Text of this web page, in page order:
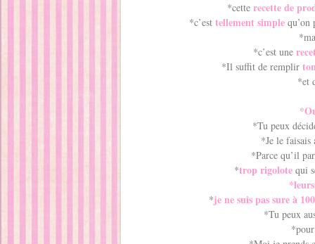
*cette recette de
*c’est tellement simple qu’on
*c’est une
*Il suffit de remplir
*et
*Tu peux
*Je le faisais
*Parce qu’il
*trop rigolotequi
*je ne suis pas sure à
*Tu peux